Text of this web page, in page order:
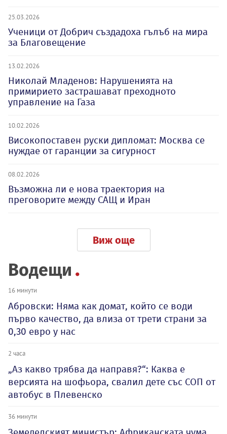
25.03.2026
Ученици от Добрич създадоха гълъб на мира
за Благовещение
13.02.2026
Николай Младенов: Нарушенията на
примирието застрашават преходното
управление на Газа
10.02.2026
Високопоставен руски дипломат: Москва се
нуждае от гаранции за сигурност
08.02.2026
Възможна ли е нова траектория на
преговорите между САЩ и Иран
Виж още
Водещи
16 минути
Абровски: Няма как домат, който се води
първо качество, да влиза от трети страни за
0,30 евро у нас
2 часа
„Аз какво трябва да направя?“: Каква е
версията на шофьора, свалил дете със СОП от
автобус в Плевенско
36 минути